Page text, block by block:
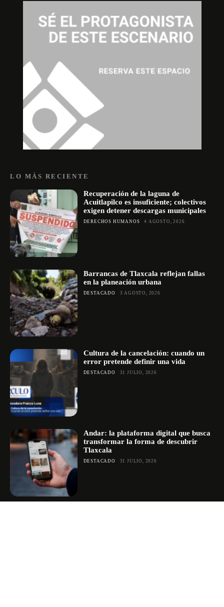
LO MÁS RECIENTE
Recuperación de la laguna de
Acuitlapilco es insuficiente; colectivos
exigen detener descargas municipales
DERECHOS HUMANOS 4 AGOSTO, 2026
Barrancas de Tlaxcala reflejan fallas
en la planeación urbana
DESTACADO 3 AGOSTO, 2026
Cultura de la cancelación: cuando un
error pretende definir una vida
DESTACADO 31 JULIO, 2026
Andar: la plataforma digital que busca
transformar la forma de descubrir
Tlaxcala
DESTACADO 31 JULIO, 2026